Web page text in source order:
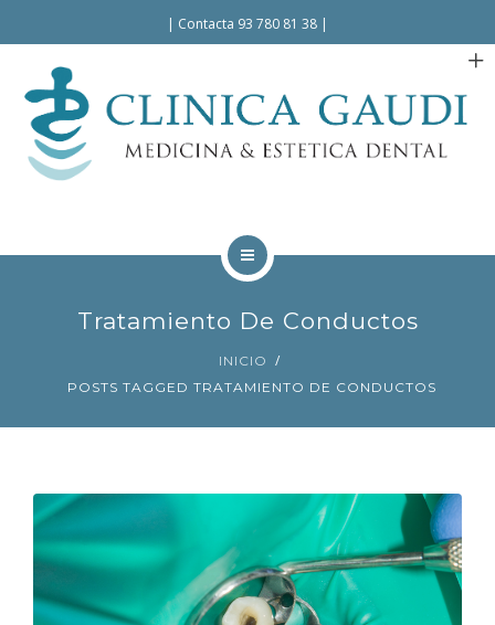
| Contacta 93 780 81 38 |
LA CLÍNICA
TRATAMIENTOS
BLOG
Tratamiento De Conductos
INICIO
POSTS TAGGED TRATAMIENTO DE CONDUCTOS